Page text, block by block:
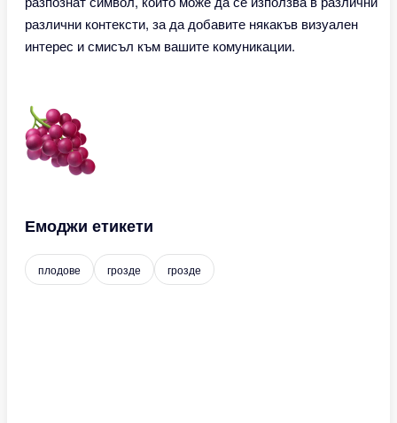
различни контексти, за да добавите някакъв визуален
интерес и смисъл към вашите комуникации.
Емоджи етикети
плодове грозде грозде